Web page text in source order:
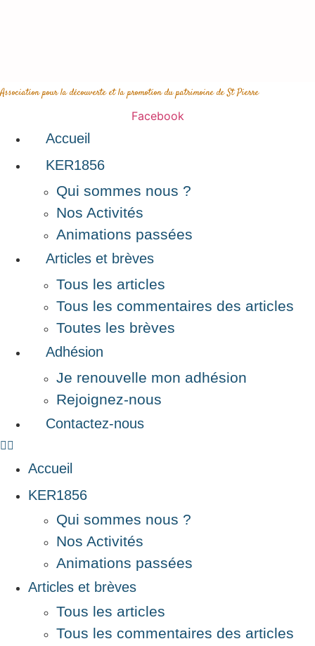
Association pour la découverte et la promotion du patrimoine de St Pierre
Facebook
Accueil
KER1856
Qui sommes nous ?
Nos Activités
Animations passées
Articles et brèves
Tous les articles
Tous les commentaires des articles
Toutes les brèves
Adhésion
Je renouvelle mon adhésion
Rejoignez-nous
Contactez-nous
Accueil
KER1856
Qui sommes nous ?
Nos Activités
Animations passées
Articles et brèves
Tous les articles
Tous les commentaires des articles